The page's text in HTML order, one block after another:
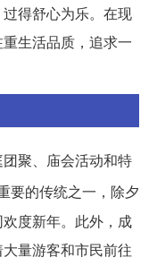
得舒心为乐。在现
生活品质，追求一
聚、庙会活动和特
要的传统之一，除夕
度新年。此外，成
量游客和市民前往